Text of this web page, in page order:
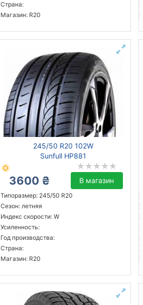
Страна:
Магазин: R20
245/50 R20 102W
Sunfull HP881
3600 ₴ В магазин
Типоразмер: 245/50 R20
Сезон: летняя
Индекс скорости: W
Усиленность:
Год производства:
Страна:
Магазин: R20